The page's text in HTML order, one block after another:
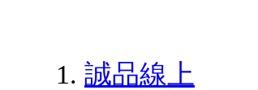
誠品線上